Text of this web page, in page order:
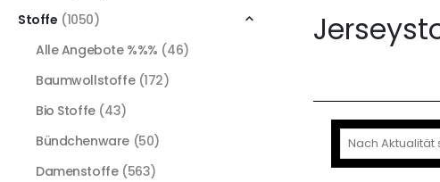
Stoffe (1050)
Alle Angebote %%% (46)
Baumwollstoffe (172)
Bio Stoffe (43)
Bündchenware (50)
Damenstoffe (563)